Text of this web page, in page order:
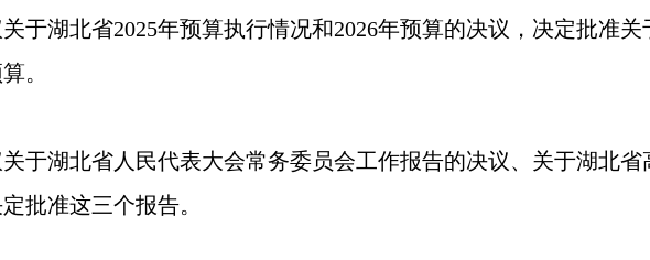
于湖北省2025年预算执行情况和2026年预算的决议，决定批准
。
于湖北省人民代表大会常务委员会工作报告的决议、关于湖北省
批准这三个报告。